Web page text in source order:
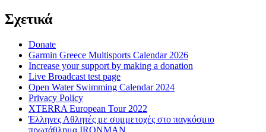
Σχετικά
Donate
Garmin Greece Multisports Calendar 2026
Increase your support by making a donation
Live Broadcast test page
Open Water Swimming Calendar 2024
Privacy Policy
XTERRA European Tour 2022
Έλληνες Αθλητές με συμμετοχές στο παγκόσμιο
πρωτάθλημα IRONMAN